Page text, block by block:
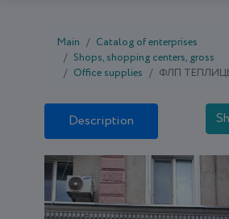
Main
Catalog of enterprises
Shops, shopping centers, gross
Office supplies
ФЛП
Description